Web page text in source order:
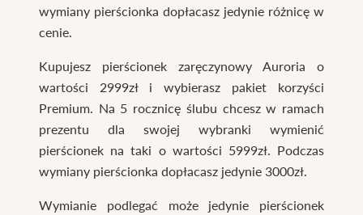
wymiany pierścionka dopłacasz jedynie różnicę w
cenie.
Kupujesz pierścionek zaręczynowy Auroria o
wartości 2999zł i wybierasz pakiet korzyści
Premium. Na 5 rocznicę ślubu chcesz w ramach
prezentu dla swojej wybranki wymienić
pierścionek na taki o wartości 5999zł. Podczas
wymiany pierścionka dopłacasz jedynie 3000zł.
Wymianie podlegać może jedynie pierścionek